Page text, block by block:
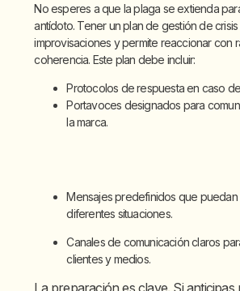
No esperes a que la plaga se extienda
antídoto. Tener un plan de gestión de
improvisaciones y permite reaccionar con
coherencia. Este plan debe incluir:
Protocolos de respuesta en caso
Portavoces designados para
la marca.
Mensajes predefinidos que puedan
diferentes situaciones.
Canales de comunicación claros
clientes y medios.
La preparación es clave. Si anticipas